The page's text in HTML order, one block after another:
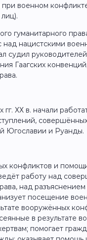
военном
гуманитарного
нацистскими
судил
Гаагских
ХХ в. начали
Югославии и Руанды.
конфликтов и
работу над
над
посещение
вооружённых
в результате
помогает